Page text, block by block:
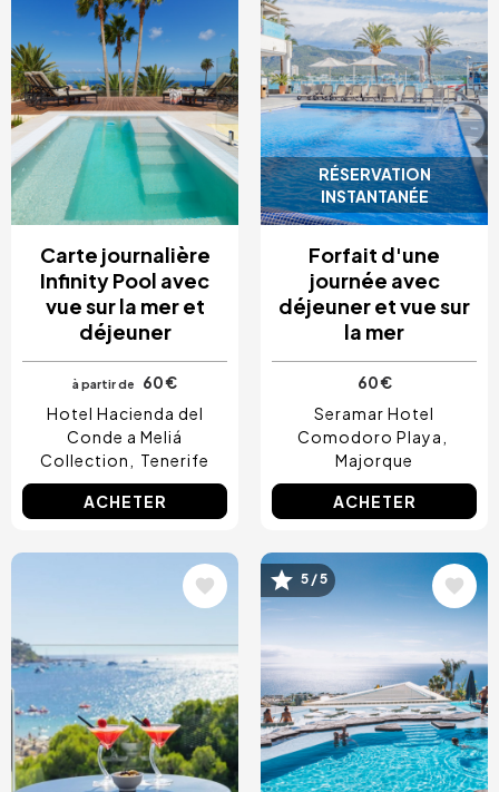
Carte journalière
Infinity Pool avec
vue sur la mer et
déjeuner
à partir de
60 €
Hotel Hacienda del
Conde a Meliá
Collection
Tenerife
ACHETER
RÉSERVATION
INSTANTANÉE
Forfait d'une
journée avec
déjeuner et vue sur
la mer
60 €
Seramar Hotel
Comodoro Playa
Majorque
ACHETER
Image
5 / 5